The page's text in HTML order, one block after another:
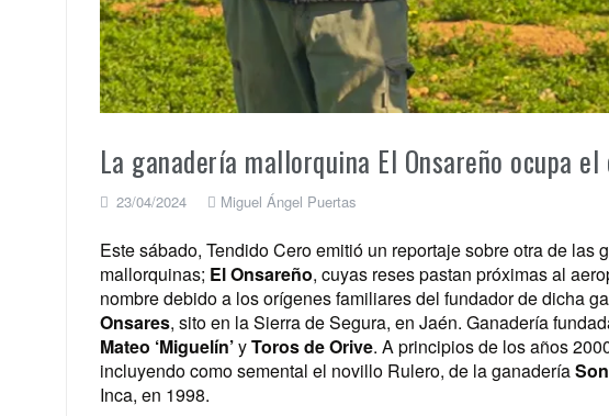
La ganadería mallorquina El Onsareño ocupa
23/04/2024 Miguel Ángel Puertas
Este sábado, Tendido Cero emitió un reportaje sobre otra de las
mallorquinas; El Onsareño, cuyas reses pastan próximas al
nombre debido a los orígenes familiares del fundador de dicha
Onsares, sito en la Sierra de Segura, en Jaén. Ganadería
Mateo ‘Miguelín’yToros de Orive. A principios de los años
incluyendo como semental el novillo Rulero, de la ganadería
Inca, en 1998.